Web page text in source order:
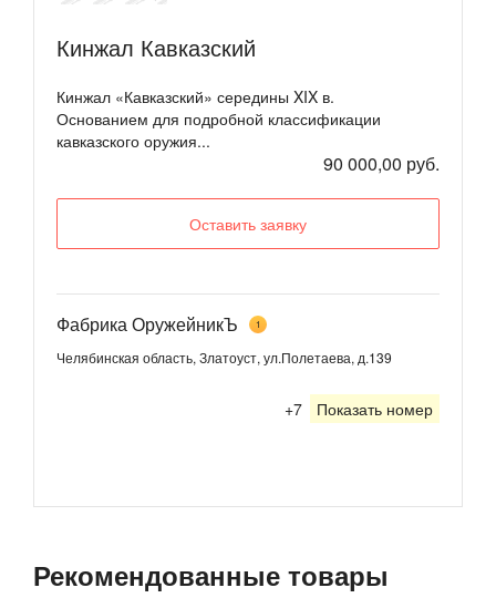
Кинжал Кавказский
Кинжал «Кавказский» середины XIX в.
Основанием для подробной классификации
кавказского оружия...
90 000,00 руб.
Оставить заявку
Фабрика ОружейникЪ 1
Челябинская область, Златоуст, ул.Полетаева, д.139
+7 Показать номер
Рекомендованные товары